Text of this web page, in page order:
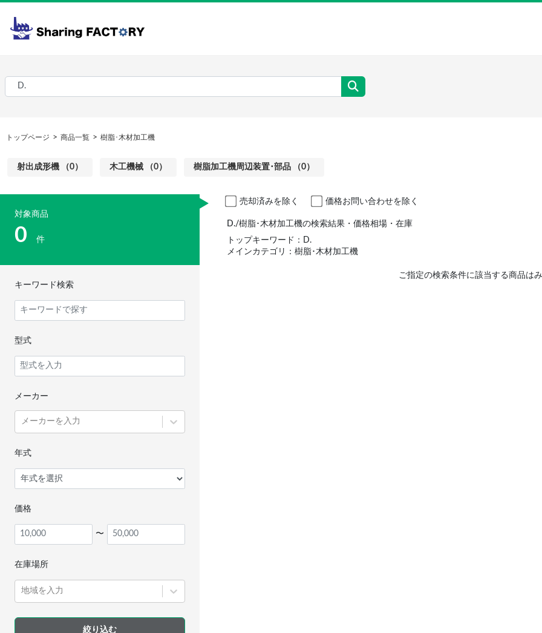
トップページ 商品一覧 樹脂･木材加工機
射出成形機 （0） 木工機械 （0） 樹脂加工機周辺装置･部品 （0）
売却済みを除く 価格お問い合わせを除く
D./樹脂･木材加工機の検索結果・価格相場・在庫
トップキーワード：D.
メインカテゴリ：樹脂･木材加工機
ご指定の検索条件に該当する商品は
対象商品
0 件
キーワード検索
型式
メーカー
メーカーを入力
年式
価格
〜
在庫場所
地域を入力